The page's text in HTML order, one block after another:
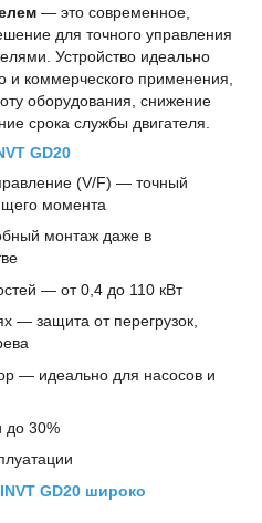
— это современное,
для точного управления
Устройство идеально
коммерческого применения,
оборудования, снижение
срока службы двигателя.
GD20
(V/F) — точный
момента
монтаж даже в
— от 0,4 до 110 кВт
— защита от перегрузок,
— идеально для насосов и
до 30%
GD20 широко